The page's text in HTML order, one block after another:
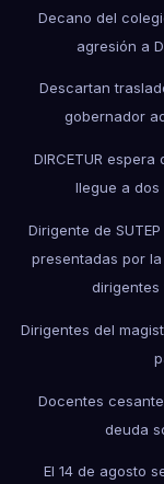
Decano del
agresión a
Descartan
gobernador
DIRCETUR
llegue a dos
Dirigente de
presentadas por
dirigentes
Dirigentes del
Docentes
deuda
El 14 de agosto